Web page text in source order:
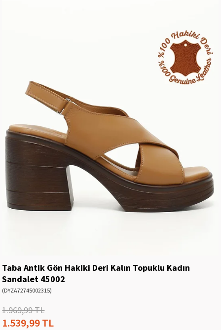
Taba Antik Gön Hakiki Deri Kalın Topuklu Kadın
Sandalet 45002
(DYZA72745002315)
1.969,99 TL
1.539,99 TL